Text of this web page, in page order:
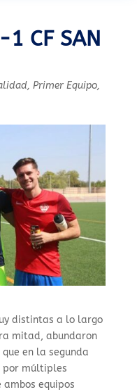
1 CF SAN
, Primer Equipo,
distintas a lo largo
mitad, abundaron
en la segunda
por múltiples
equipos